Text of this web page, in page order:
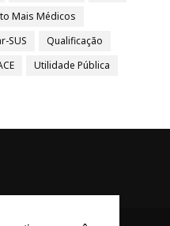
Mais Médicos
SUS
Qualificação
Utilidade Pública